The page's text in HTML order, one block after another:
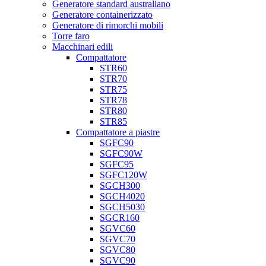
Generatore standard australiano
Generatore containerizzato
Generatore di rimorchi mobili
Torre faro
Macchinari edili
Compattatore
STR60
STR70
STR75
STR78
STR80
STR85
Compattatore a piastre
SGFC90
SGFC90W
SGFC95
SGFC120W
SGCH300
SGCH4020
SGCH5030
SGCR160
SGVC60
SGVC70
SGVC80
SGVC90